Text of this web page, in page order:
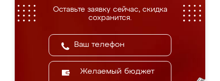
Оставьте заявку сейчас, скидка
сохранится.
Желаемый бюджет